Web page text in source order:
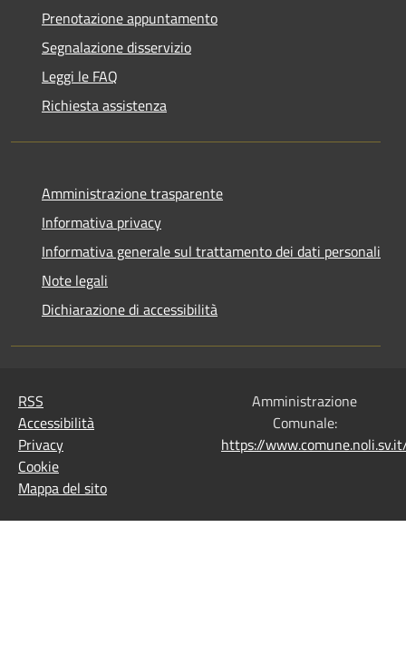
Prenotazione appuntamento
Segnalazione disservizio
Leggi le FAQ
Richiesta assistenza
Amministrazione trasparente
Informativa privacy
Informativa generale sul trattamento dei dati personali
Note legali
Dichiarazione di accessibilità
RSS
Accessibilità
Privacy
Cookie
Mappa del sito
Amministrazione
Comunale:
https://